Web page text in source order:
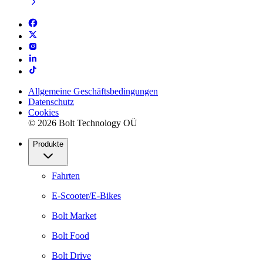
Allgemeine Geschäftsbedingungen
Datenschutz
Cookies
© 2026 Bolt Technology OÜ
Produkte
Fahrten
E-Scooter/E-Bikes
Bolt Market
Bolt Food
Bolt Drive